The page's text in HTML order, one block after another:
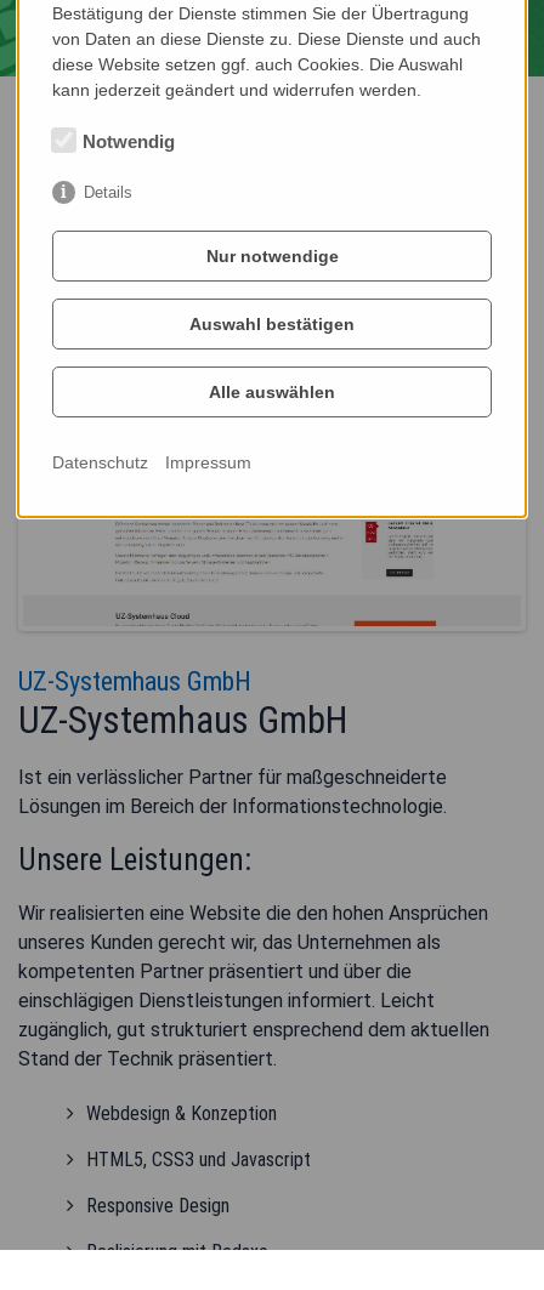
UZ-Systemhaus GmbH
UZ-Systemhaus GmbH
Ist ein verlässlicher Partner für maßgeschneiderte
Lösungen im Bereich der Informationstechnologie.
Unsere Leistungen:
Wir realisierten eine Website die den hohen Ansprüchen
unseres Kunden gerecht wir, das Unternehmen als
kompetenten Partner präsentiert und über die
einschlägigen Dienstleistungen informiert. Leicht
zugänglich, gut strukturiert ensprechend dem aktuellen
Stand der Technik präsentiert.
Webdesign & Konzeption
HTML5, CSS3 und Javascript
Responsive Design
Realisierung mit Redaxo
Bestätigung der Dienste stimmen Sie der Übertragung
von Daten an diese Dienste zu. Diese Dienste und auch
diese Website setzen ggf. auch Cookies. Die Auswahl
kann jederzeit geändert und widerrufen werden.
Notwendig
Details
Nur notwendige
Auswahl bestätigen
Alle auswählen
Datenschutz Impressum